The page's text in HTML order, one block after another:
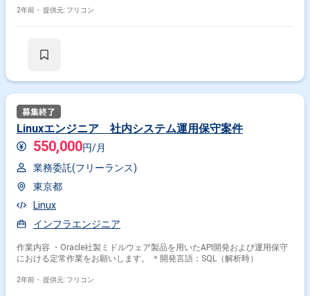
2年前・ 提供元: フリコン
Linuxエンジニア 社内システム運用保守案件
550,000円/月
業務委託(フリーランス)
東京都
Linux
インフラエンジニア
作業内容 ・Oracle社製ミドルウェア製品を用いたAPI開発および運用保守
における定常作業をお願いします。 ＊開発言語：SQL（解析時）
2年前・ 提供元: フリコン
掛け合わせ条件で絞り込む
職種で絞り込む
Oracle × サーバーサイドエンジニア
Oracle × データベースエンジニア
Oracle × サーバーエンジニア
業界で絞り込む
Oracle × メーカー Oracle × 証券
Oracle × 物流